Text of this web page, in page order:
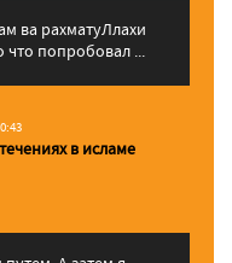
что попробовал ...
в исламе